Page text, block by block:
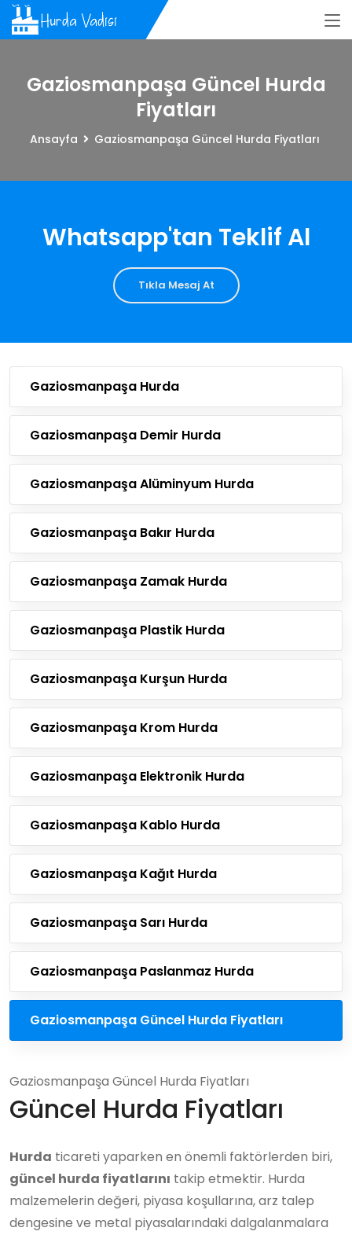
Gaziosmanpaşa Güncel Hurda
Fiyatları
Ansayfa Gaziosmanpaşa Güncel Hurda Fiyatları
Whatsapp'tan Teklif Al
Tıkla Mesaj At
Gaziosmanpaşa Hurda
Gaziosmanpaşa Demir Hurda
Gaziosmanpaşa Alüminyum Hurda
Gaziosmanpaşa Bakır Hurda
Gaziosmanpaşa Zamak Hurda
Gaziosmanpaşa Plastik Hurda
Gaziosmanpaşa Kurşun Hurda
Gaziosmanpaşa Krom Hurda
Gaziosmanpaşa Elektronik Hurda
Gaziosmanpaşa Kablo Hurda
Gaziosmanpaşa Kağıt Hurda
Gaziosmanpaşa Sarı Hurda
Gaziosmanpaşa Paslanmaz Hurda
Gaziosmanpaşa Güncel Hurda Fiyatları
Gaziosmanpaşa Güncel Hurda Fiyatları
Güncel Hurda Fiyatları
Hurda ticareti yaparken en önemli faktörlerden biri,
güncel hurda fiyatlarını takip etmektir. Hurda
malzemelerin değeri, piyasa koşullarına, arz talep
dengesine ve metal piyasalarındaki dalgalanmalara